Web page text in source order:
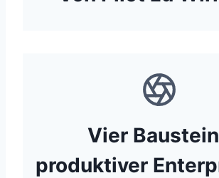
Vier
produktiver